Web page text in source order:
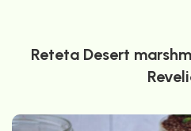
Reteta Desert